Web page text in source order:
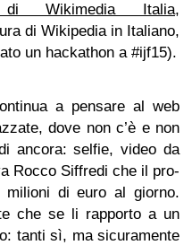
di Wiki­me­dia Ita­lia,
di Wiki­pe­dia in Ita­liano,
un hac­ka­thon a #ijf15).
a pen­sare al web
dove non c’è e non
ancora: sel­fie, video da
Rocco Sif­fredi che il pro­
milioni di euro al giorno.
che se li rap­porto a un
tanti sì, ma sicu­ra­mente